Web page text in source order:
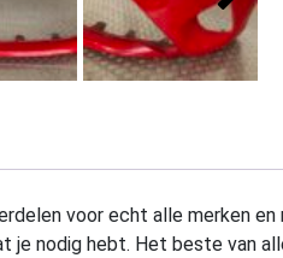
voor echt alle merken
je nodig hebt. Het beste van